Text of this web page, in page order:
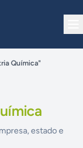
Química"
estado e